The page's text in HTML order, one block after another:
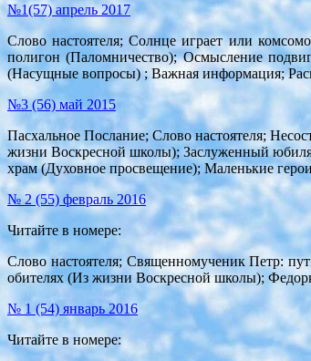
№1(57) апрель 2017
Слово настоятеля; Солнце играет или
полигон (Паломничество); Осмысление
(Насущные вопросы) ; Важная информация;
№3 (56) май 2015
Пасхальное Послание; Слово настоятеля;
жизни Воскресной школы); Заслуженный
храм (Духовное просвещение); Маленькие
№ 2 (55) февраль 2016
Читайте в номере:
Слово настоятеля; Священномученик Петр:
обителях (Из жизни Воскресной школы);
№ 1 (54) январь 2016
Читайте в номере: